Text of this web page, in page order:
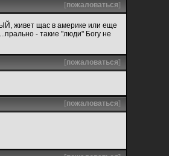
[пожаловаться]
живет щас в америке или еще
- такие "люди" Богу не
[пожаловаться]
[пожаловаться]